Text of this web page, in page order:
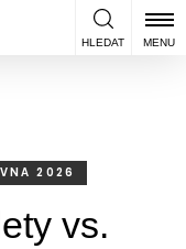
HLEDAT MENU
2026
vs.